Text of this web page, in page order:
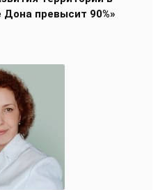
превысит 90%»